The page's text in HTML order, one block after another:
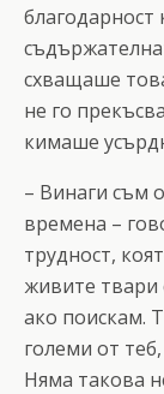
благодарност
схващаше
не го
кимаше
– Винаги съм
времена –
трудност,
живите твари
ако поискам.
големи от
Няма такова